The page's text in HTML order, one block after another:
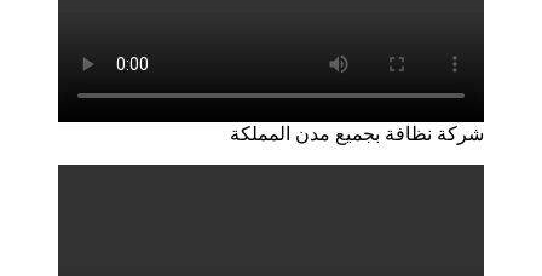
شركة نظافة بجميع مدن المملكة